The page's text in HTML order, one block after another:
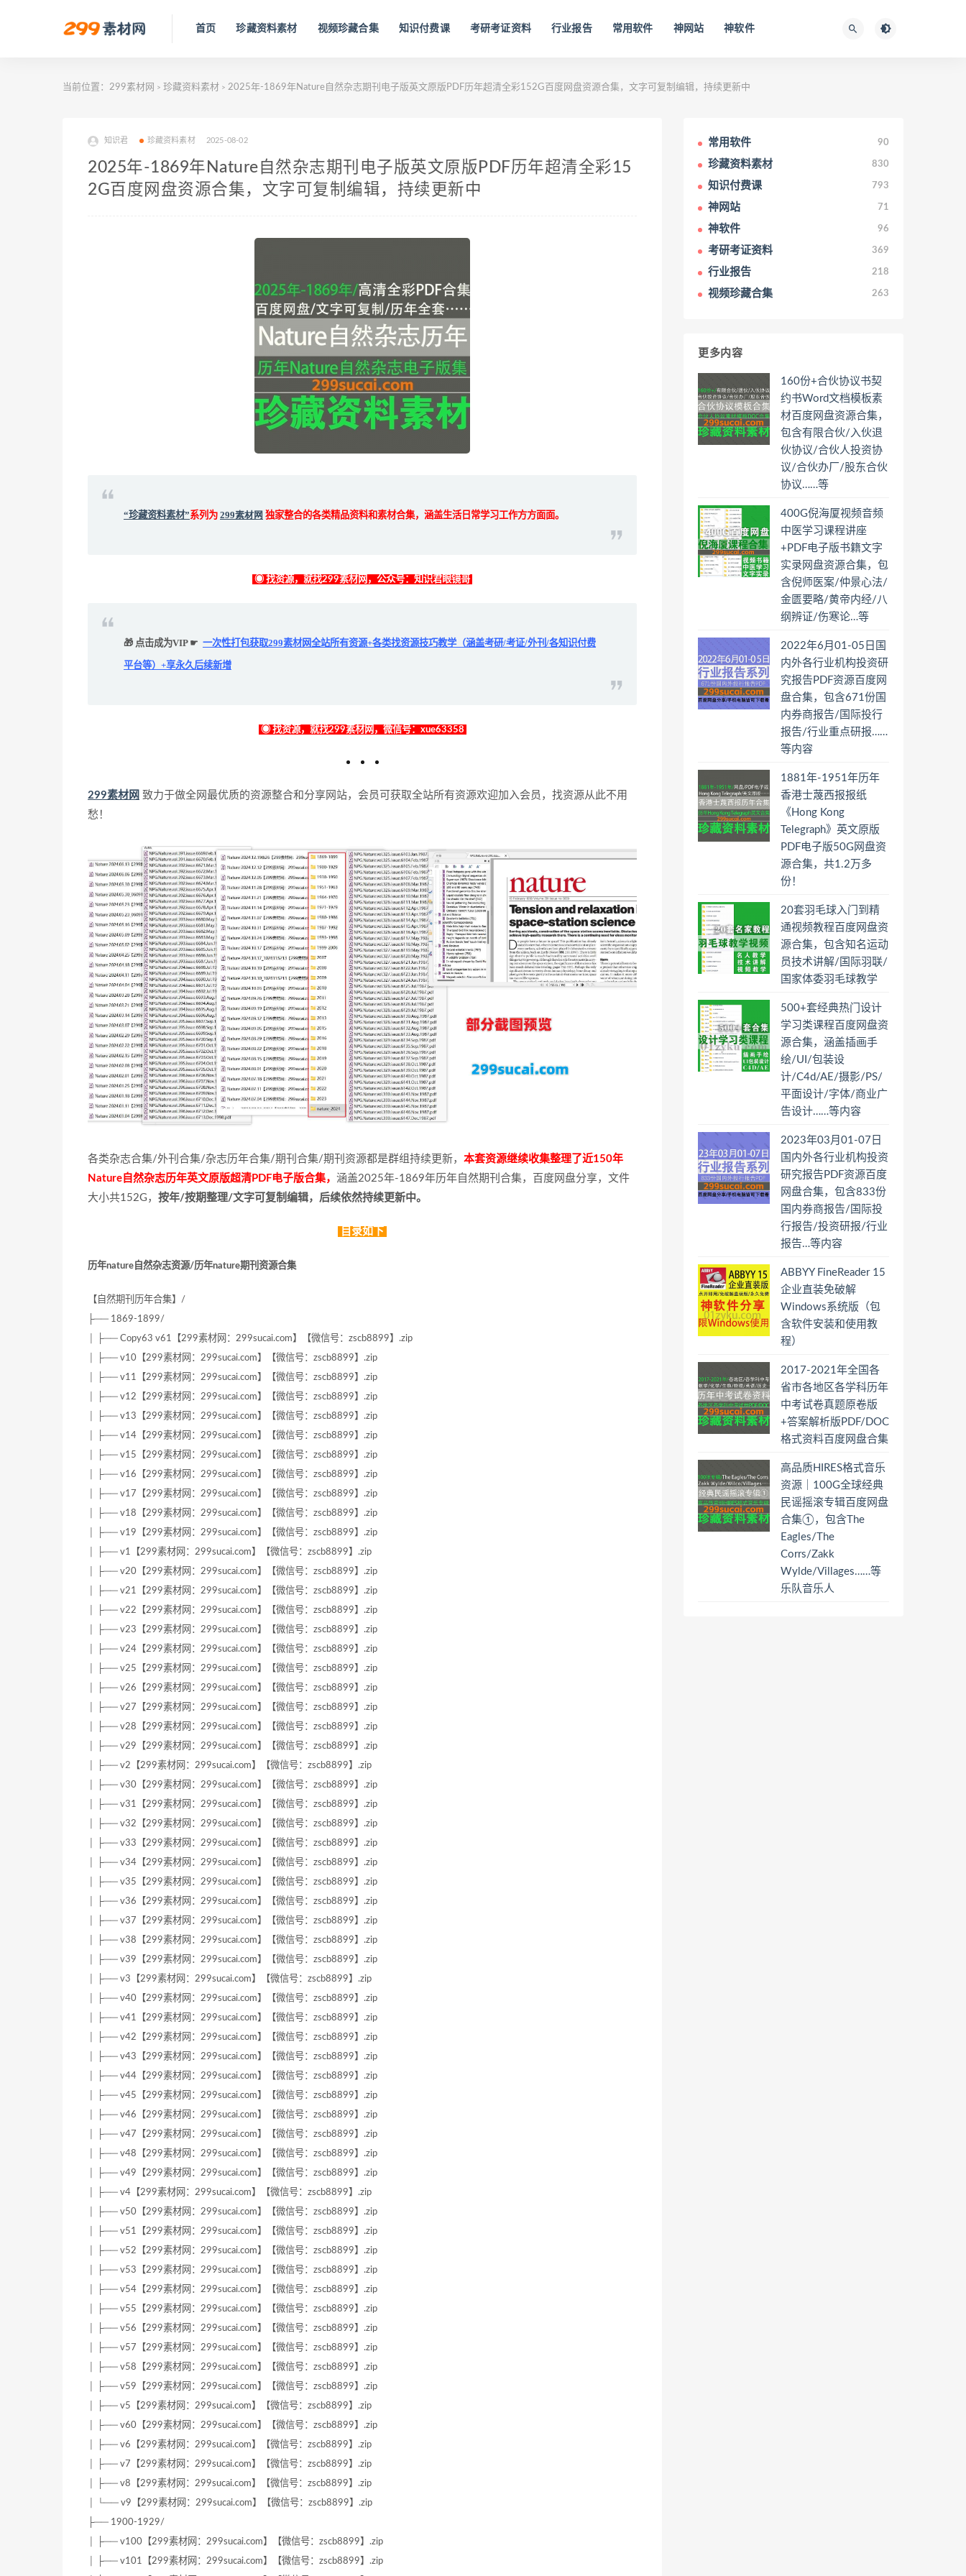
首页 珍藏资料素材 视频珍藏合集 知识付费课 考研考证资料 行业报告 常用软件 神网站 神软件
当前位置： 299素材网 > 珍藏资料素材 > 2025年-1869年Nature自然杂志期刊电子版英文原版PDF历年超清全彩152G百度网盘资源合集，文字可复制编辑，持续更新中
知识君 珍藏资料素材 2025-08-02
2025年-1869年Nature自然杂志期刊电子版英文原版PDF历年超清全彩15
2G百度网盘资源合集，文字可复制编辑，持续更新中
“珍藏资料素材”系列为 299素材网 独家整合的各类精品资料和素材合集，涵盖生活日常学习工作方方面面。
◉ 找资源，就找299素材网，公众号：知识君眼镜哥
🎁 点击成为VIP ☛ 一次性打包获取299素材网全站所有资源+各类找资源技巧教学（涵盖考研/考证/外刊/各知识付费
平台等）+享永久后续新增
◉ 找资源，就找299素材网，微信号：xue63358
299素材网 致力于做全网最优质的资源整合和分享网站，会员可获取全站所有资源欢迎加入会员，找资源从此不用
愁！
各类杂志合集/外刊合集/杂志历年合集/期刊合集/期刊资源都是群组持续更新， 本套资源继续收集整理了近150年
Nature自然杂志历年英文原版超清PDF电子版合集， 涵盖2025年-1869年历年自然期刊合集，百度网盘分享，文件
大小共152G， 按年/按期整理/文字可复制编辑，后续依然持续更新中。
目录如下
历年nature自然杂志资源/历年nature期刊资源合集
【自然期刊历年合集】/
├── 1869-1899/
│ ├── Copy63 v61【299素材网：299sucai.com】【微信号：zscb8899】.zip
│ ├── v10【299素材网：299sucai.com】【微信号：zscb8899】.zip
│ ├── v11【299素材网：299sucai.com】【微信号：zscb8899】.zip
│ ├── v12【299素材网：299sucai.com】【微信号：zscb8899】.zip
│ ├── v13【299素材网：299sucai.com】【微信号：zscb8899】.zip
│ ├── v14【299素材网：299sucai.com】【微信号：zscb8899】.zip
│ ├── v15【299素材网：299sucai.com】【微信号：zscb8899】.zip
│ ├── v16【299素材网：299sucai.com】【微信号：zscb8899】.zip
│ ├── v17【299素材网：299sucai.com】【微信号：zscb8899】.zip
│ ├── v18【299素材网：299sucai.com】【微信号：zscb8899】.zip
│ ├── v19【299素材网：299sucai.com】【微信号：zscb8899】.zip
│ ├── v1【299素材网：299sucai.com】【微信号：zscb8899】.zip
│ ├── v20【299素材网：299sucai.com】【微信号：zscb8899】.zip
│ ├── v21【299素材网：299sucai.com】【微信号：zscb8899】.zip
│ ├── v22【299素材网：299sucai.com】【微信号：zscb8899】.zip
│ ├── v23【299素材网：299sucai.com】【微信号：zscb8899】.zip
│ ├── v24【299素材网：299sucai.com】【微信号：zscb8899】.zip
│ ├── v25【299素材网：299sucai.com】【微信号：zscb8899】.zip
│ ├── v26【299素材网：299sucai.com】【微信号：zscb8899】.zip
│ ├── v27【299素材网：299sucai.com】【微信号：zscb8899】.zip
│ ├── v28【299素材网：299sucai.com】【微信号：zscb8899】.zip
│ ├── v29【299素材网：299sucai.com】【微信号：zscb8899】.zip
│ ├── v2【299素材网：299sucai.com】【微信号：zscb8899】.zip
│ ├── v30【299素材网：299sucai.com】【微信号：zscb8899】.zip
│ ├── v31【299素材网：299sucai.com】【微信号：zscb8899】.zip
│ ├── v32【299素材网：299sucai.com】【微信号：zscb8899】.zip
│ ├── v33【299素材网：299sucai.com】【微信号：zscb8899】.zip
│ ├── v34【299素材网：299sucai.com】【微信号：zscb8899】.zip
│ ├── v35【299素材网：299sucai.com】【微信号：zscb8899】.zip
│ ├── v36【299素材网：299sucai.com】【微信号：zscb8899】.zip
│ ├── v37【299素材网：299sucai.com】【微信号：zscb8899】.zip
│ ├── v38【299素材网：299sucai.com】【微信号：zscb8899】.zip
│ ├── v39【299素材网：299sucai.com】【微信号：zscb8899】.zip
│ ├── v3【299素材网：299sucai.com】【微信号：zscb8899】.zip
│ ├── v40【299素材网：299sucai.com】【微信号：zscb8899】.zip
│ ├── v41【299素材网：299sucai.com】【微信号：zscb8899】.zip
│ ├── v42【299素材网：299sucai.com】【微信号：zscb8899】.zip
│ ├── v43【299素材网：299sucai.com】【微信号：zscb8899】.zip
│ ├── v44【299素材网：299sucai.com】【微信号：zscb8899】.zip
│ ├── v45【299素材网：299sucai.com】【微信号：zscb8899】.zip
│ ├── v46【299素材网：299sucai.com】【微信号：zscb8899】.zip
│ ├── v47【299素材网：299sucai.com】【微信号：zscb8899】.zip
│ ├── v48【299素材网：299sucai.com】【微信号：zscb8899】.zip
│ ├── v49【299素材网：299sucai.com】【微信号：zscb8899】.zip
│ ├── v4【299素材网：299sucai.com】【微信号：zscb8899】.zip
│ ├── v50【299素材网：299sucai.com】【微信号：zscb8899】.zip
│ ├── v51【299素材网：299sucai.com】【微信号：zscb8899】.zip
│ ├── v52【299素材网：299sucai.com】【微信号：zscb8899】.zip
│ ├── v53【299素材网：299sucai.com】【微信号：zscb8899】.zip
│ ├── v54【299素材网：299sucai.com】【微信号：zscb8899】.zip
│ ├── v55【299素材网：299sucai.com】【微信号：zscb8899】.zip
│ ├── v56【299素材网：299sucai.com】【微信号：zscb8899】.zip
│ ├── v57【299素材网：299sucai.com】【微信号：zscb8899】.zip
│ ├── v58【299素材网：299sucai.com】【微信号：zscb8899】.zip
│ ├── v59【299素材网：299sucai.com】【微信号：zscb8899】.zip
│ ├── v5【299素材网：299sucai.com】【微信号：zscb8899】.zip
│ ├── v60【299素材网：299sucai.com】【微信号：zscb8899】.zip
│ ├── v6【299素材网：299sucai.com】【微信号：zscb8899】.zip
│ ├── v7【299素材网：299sucai.com】【微信号：zscb8899】.zip
│ ├── v8【299素材网：299sucai.com】【微信号：zscb8899】.zip
│ └── v9【299素材网：299sucai.com】【微信号：zscb8899】.zip
├── 1900-1929/
│ ├── v100【299素材网：299sucai.com】【微信号：zscb8899】.zip
│ ├── v101【299素材网：299sucai.com】【微信号：zscb8899】.zip
常用软件 90
珍藏资料素材 830
知识付费课 793
神网站 71
神软件 96
考研考证资料 369
行业报告 218
视频珍藏合集 263
更多内容
160份+合伙协议书契
约书Word文档模板素
材百度网盘资源合集，
包含有限合伙/入伙退
伙协议/合伙人投资协
议/合伙办厂/股东合伙
协议……等
400G倪海厦视频音频
中医学习课程讲座
+PDF电子版书籍文字
实录网盘资源合集，包
含倪师医案/仲景心法/
金匮要略/黄帝内经/八
纲辨证/伤寒论…等
2022年6月01-05日国
内外各行业机构投资研
究报告PDF资源百度网
盘合集，包含671份国
内券商报告/国际投行
报告/行业重点研报……
等内容
1881年-1951年历年
香港士蔑西报报纸
《Hong Kong
Telegraph》英文原版
PDF电子版50G网盘资
源合集，共1.2万多
份！
20套羽毛球入门到精
通视频教程百度网盘资
源合集，包含知名运动
员技术讲解/国际羽联/
国家体委羽毛球教学
500+套经典热门设计
学习类课程百度网盘资
源合集，涵盖插画手
绘/UI/包装设
计/C4d/AE/摄影/PS/
平面设计/字体/商业广
告设计……等内容
2023年03月01-07日
国内外各行业机构投资
研究报告PDF资源百度
网盘合集，包含833份
国内券商报告/国际投
行报告/投资研报/行业
报告…等内容
ABBYY FineReader 15
企业直装免破解
Windows系统版（包
含软件安装和使用教
程）
2017-2021年全国各
省市各地区各学科历年
中考试卷真题原卷版
+答案解析版PDF/DOC
格式资料百度网盘合集
高品质HIRES格式音乐
资源｜100G全球经典
民谣摇滚专辑百度网盘
合集①，包含The
Eagles/The
Corrs/Zakk
Wylde/Villages……等
乐队音乐人